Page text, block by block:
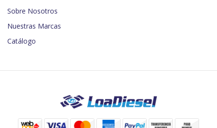
Sobre Nosotros
Nuestras Marcas
Catálogo